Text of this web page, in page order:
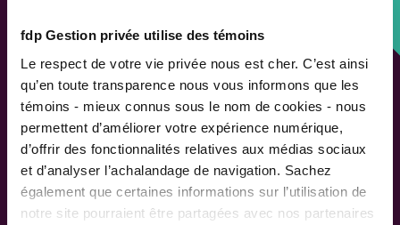
fdp Gestion privée utilise des témoins
Le respect de votre vie privée nous est cher. C’est ainsi
qu’en toute transparence nous vous informons que les
témoins - mieux connus sous le nom de cookies - nous
permettent d’améliorer votre expérience numérique,
d’offrir des fonctionnalités relatives aux médias sociaux
et d’analyser l’achalandage de navigation. Sachez
également que certaines informations sur l’utilisation de
notre site pourraient être partagées avec nos partenaires
LIENS RAPIDES
Outils de rendement
Calcul de performance
Publications
Parler à un conseiller
Suivez-nous